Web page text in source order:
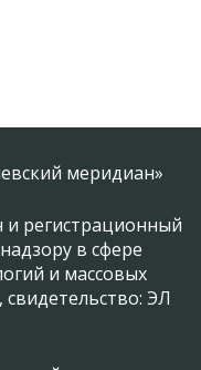
меридиан»
и регистрационный
в сфере
и массовых
ЭЛ